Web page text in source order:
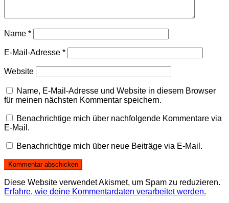
Name *
E-Mail-Adresse *
Website
Name, E-Mail-Adresse und Website in diesem Browser
für meinen nächsten Kommentar speichern.
Benachrichtige mich über nachfolgende Kommentare via
E-Mail.
Benachrichtige mich über neue Beiträge via E-Mail.
Diese Website verwendet Akismet, um Spam zu reduzieren.
Erfahre, wie deine Kommentardaten verarbeitet werden.